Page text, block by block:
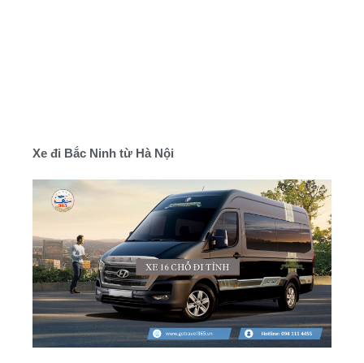
Xe đi Bắc Ninh từ Hà Nội